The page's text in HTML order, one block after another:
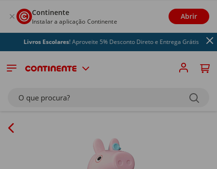
Continente
Instalar a aplicação Continente
Abrir
Livros Escolares! Aproveite 5% Desconto Direto e Entrega Grátis
O que procura?